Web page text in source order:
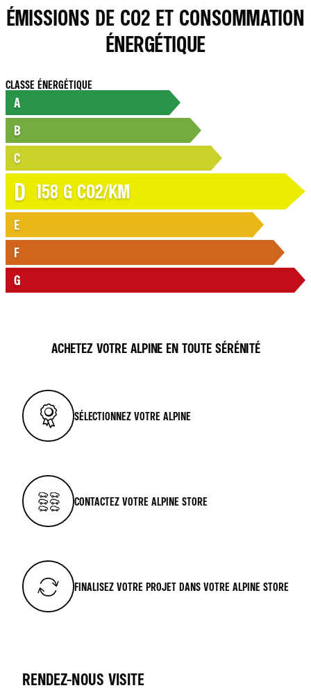
ÉMISSIONS DE CO2 ET CONSOMMATION
ÉNERGÉTIQUE
CLASSE ÉNERGÉTIQUE
A
B
C
D 158 G CO2/KM
E
F
G
ACHETEZ VOTRE ALPINE EN TOUTE SÉRÉNITÉ
SÉLECTIONNEZ VOTRE ALPINE
CONTACTEZ VOTRE ALPINE STORE
FINALISEZ VOTRE PROJET DANS VOTRE ALPINE STORE
RENDEZ-NOUS VISITE